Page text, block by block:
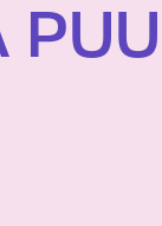
PUU